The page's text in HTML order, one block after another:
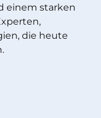
einem starken
die heute